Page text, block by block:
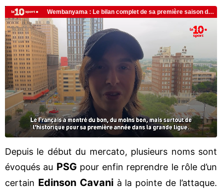
Depuis le début du mercato, plusieurs noms sont
évoqués au PSGpour enfin reprendre le rôle d’un
certain Edinson Cavanià la pointe de l’attaque.